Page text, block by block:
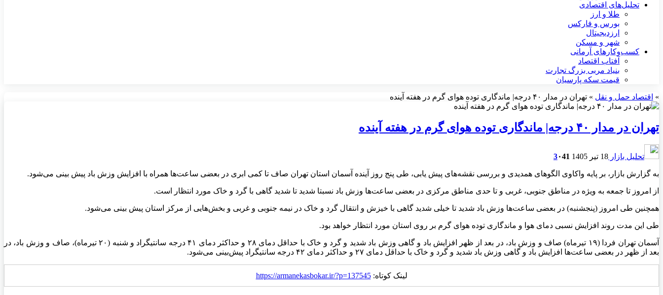
تحلیل‌های اقتصادی
طلا و ارز
بورس و فارکس
ارزدیجیتال
شهر و مسکن
کسب‌وکارهای آرمانی
آفتاب اقتصاد
بنیاد مربی بزرگ تجارت
قیمت سکه پارسیان
» اقتصاد حمل و نقل » تهران در مدار ۴۰ درجه| ماندگاری توده هوای گرم در هفته آینده
تهران در مدار ۴۰ درجه| ماندگاری توده هوای گرم در هفته آینده
تحلیل بازار 18 تیر 1405 3۰41
به گزارش بازار، بر پایه واکاوی الگوهای همدیدی و بررسی نقشه‌های پیش یابی، طی پنج روز آینده آسمان استان تهران صاف تا کمی ابری در بعضی ساعت‌ها همراه با افزایش وزش باد پیش بینی می‌شود.
از امروز تا جمعه به ویژه در مناطق جنوبی، غربی و تا حدی مناطق مرکزی در بعضی ساعت‌ها وزش باد نسبتا شدید تا شدید گاهی با گرد و خاک مورد انتظار است.
همچنین طی امروز (پنجشنبه) در بعضی ساعت‌ها وزش باد شدید تا خیلی شدید گاهی با خیزش و انتقال گرد و خاک در نیمه جنوبی و غربی و بخش‌هایی از مرکز استان پیش بینی می‌شود.
طی این مدت روند افزایش نسبی دمای هوا و ماندگاری توده هوای گرم بر روی استان مورد انتظار خواهد بود.
آسمان تهران فردا (۱۹ تیرماه) صاف و وزش باد، در بعد از ظهر افزایش باد و گاهی وزش باد شدید و گرد و خاک با حداقل دمای ۲۸ و حداکثر دمای ۴۱ درجه سانتیگراد و شنبه (۲۰ تیرماه)، صاف و وزش باد، در
بعد از ظهر در بعضی ساعت‌ها افزایش باد و گاهی وزش باد شدید و گرد و خاک با حداقل دمای ۲۷ و حداکثر دمای ۴۲ درجه سانتیگراد پیش‌بینی می‌شود.
لینک کوتاه:https://armanekasbokar.ir/?p=137545